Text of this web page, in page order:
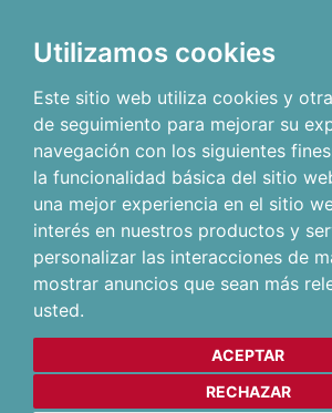
Utilizamos cookies
Este sitio web utiliza cookies y
de seguimiento para mejorar su
navegación con los siguientes
la funcionalidad básica del sitio
una mejor experiencia en el sitio
interés en nuestros productos y
personalizar las interacciones de
mostrar anuncios que sean más
usted.
ACEPTAR
RECHAZAR